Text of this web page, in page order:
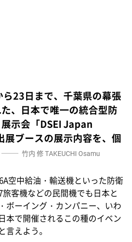
23日まで、千葉県の幕張
、日本で唯一の統合型防
示会「DSEI Japan
ブースの展示内容を、個
竹内 修TAKEUCHI Osamu
空中給油・輸送機といった防衛
客機などの民間機でも日本と
ボーイング・カンパニー、いわ
本で開催されるこの種のイベン
言えよう。